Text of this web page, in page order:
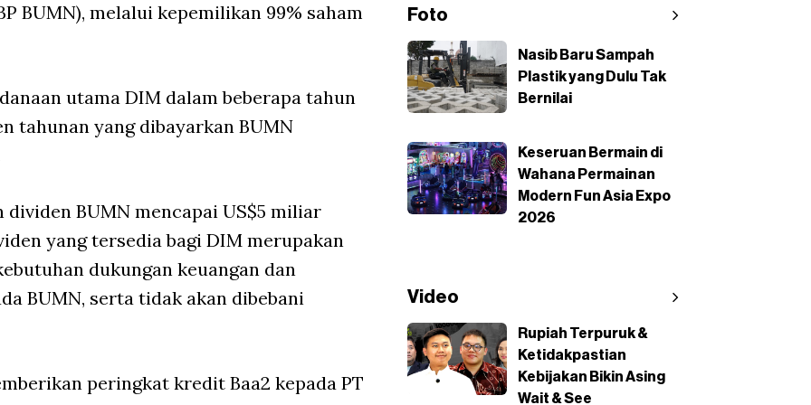
BUMN), melalui kepemilikan 99% saham
utama DIM dalam beberapa tahun
tahunan yang dibayarkan BUMN
BUMN mencapai US$5 miliar
yang tersedia bagi DIM merupakan
dukungan keuangan dan
BUMN, serta tidak akan dibebani
peringkat kredit Baa2 kepada PT
Foto
Nasib Baru Sampah
Plastik yang Dulu Tak
Bernilai
Keseruan Bermain di
Wahana Permainan
Modern Fun Asia Expo
2026
Video
Rupiah Terpuruk &
Ketidakpastian
Kebijakan Bikin Asing
Wait & See